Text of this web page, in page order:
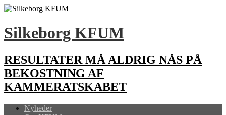
Silkeborg KFUM
RESULTATER MÅ ALDRIG NÅS PÅ
BEKOSTNING AF
KAMMERATSKABET
Nyheder